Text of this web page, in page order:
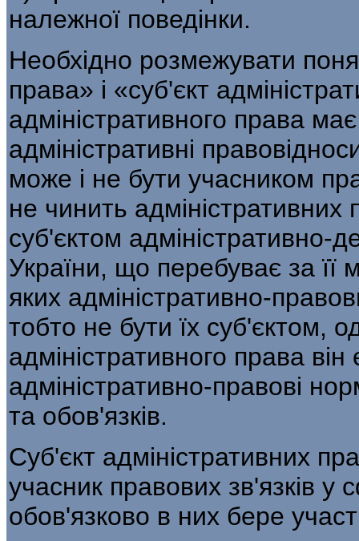
належної поведінки.
Необхідно розмежувати
права» і «суб'єкт
адміністративного права
адміністративні
може і не бути учасником
не чинить
суб'єктом адміністративно-
України, що перебуває за
яких адміністративнo-
тобто не бути їх суб'єктом,
адміністративного права
адміністративно-правові
та обов'язків.
Суб'єкт адміністративних
учасник правових зв'язків у
обов'язково в них бере